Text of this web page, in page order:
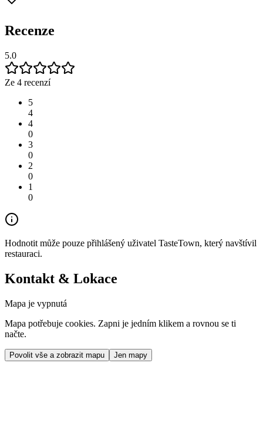
Recenze
5.0
Ze 4 recenzí
5
4
4
0
3
0
2
0
1
0
Hodnotit může pouze přihlášený uživatel TasteTown, který navštívil
restauraci.
Kontakt & Lokace
Mapa je vypnutá
Mapa potřebuje cookies. Zapni je jedním klikem a rovnou se ti
načte.
Povolit vše a zobrazit mapu Jen mapy